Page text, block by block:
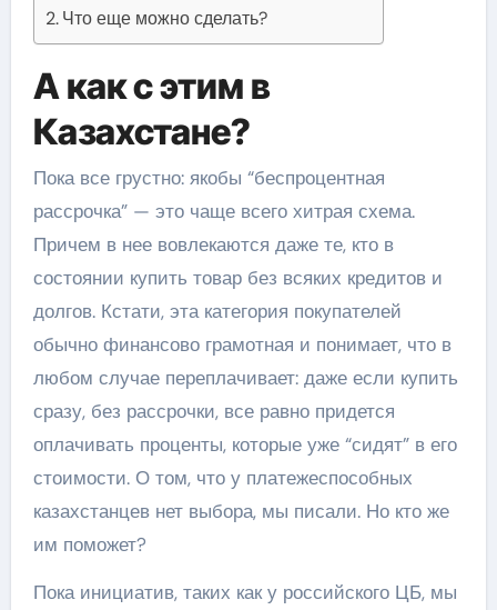
Что еще можно сделать?
А как с этим в
Казахстане?
Пока все грустно: якобы “беспроцентная
рассрочка” — это чаще всего хитрая схема.
Причем в нее вовлекаются даже те, кто в
состоянии купить товар без всяких кредитов и
долгов. Кстати, эта категория покупателей
обычно финансово грамотная и понимает, что в
любом случае переплачивает: даже если купить
сразу, без рассрочки, все равно придется
оплачивать проценты, которые уже “сидят” в его
стоимости. О том, что у платежеспособных
казахстанцев нет выбора, мы писали. Но кто же
им поможет?
Пока инициатив, таких как у российского ЦБ, мы